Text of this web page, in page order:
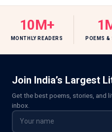
10M+
MONTHLY READERS POEMS &
Join India’s Largest
Get the best poems, stories, and
inbox.